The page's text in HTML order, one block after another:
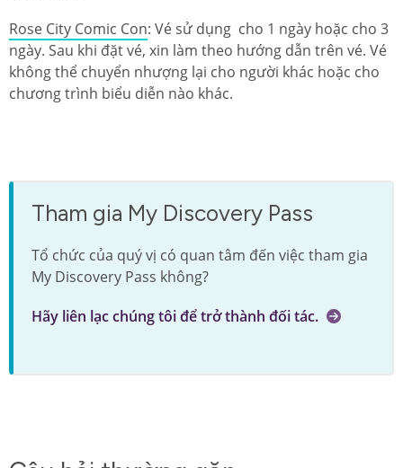
Rose City Comic Con: ​Vé sử dụng cho 1 ngày hoặc cho 3
ngày. Sau khi đặt vé, xin làm theo hướng dẫn ​trên vé. Vé
không thể chuyển nhượng lại cho người khác hoặc cho
chương trình biểu diễn nào khác.
Tham gia My Discovery Pass
Tổ chức của quý vị có quan tâm đến việc tham gia
My Discovery Pass không?
Hãy liên lạc chúng tôi để trở thành đối tác.